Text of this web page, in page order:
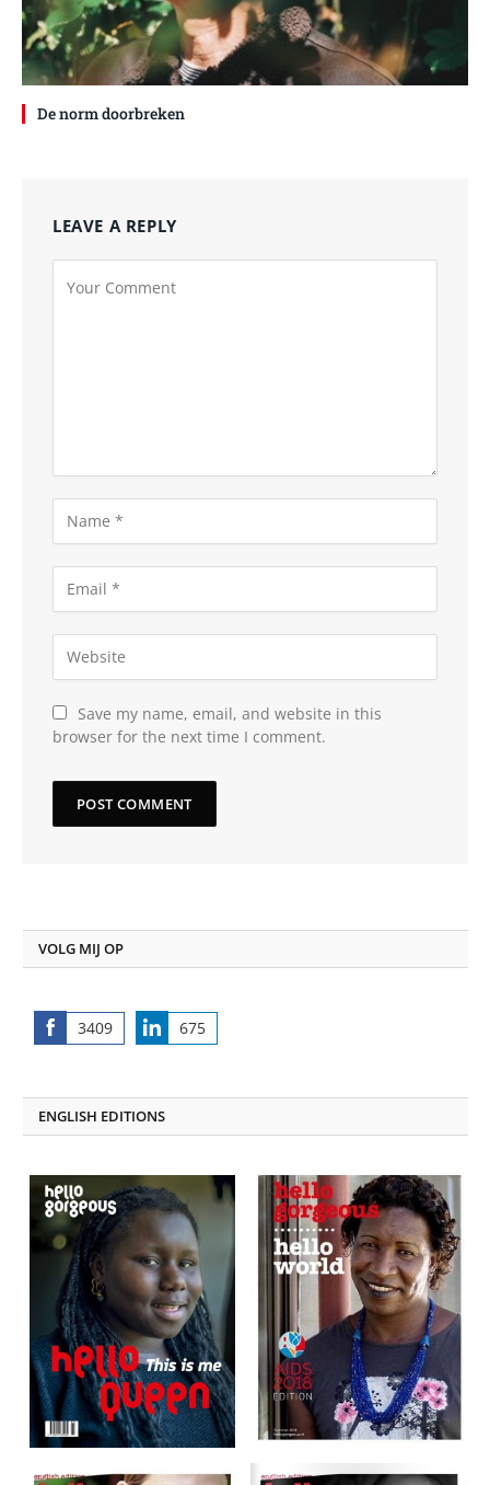
De norm doorbreken
LEAVE A REPLY
Save my name, email, and website in this
browser for the next time I comment.
VOLG MIJ OP
3409
Share
675
Share
ENGLISH EDITIONS